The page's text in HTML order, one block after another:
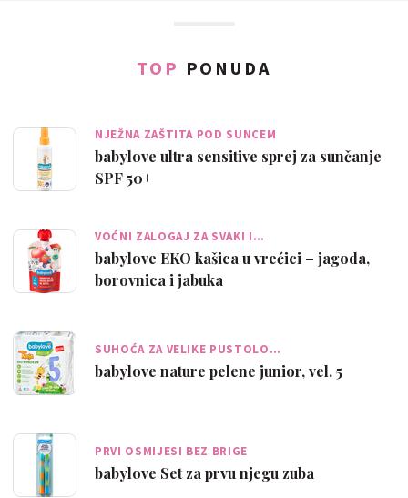
TOP PONUDA
NJEŽNA ZAŠTITA POD SUNCEM
babylove ultra sensitive sprej za sunčanje
SPF 50+
VOĆNI ZALOGAJ ZA SVAKI I…
babylove EKO kašica u vrećici – jagoda,
borovnica i jabuka
SUHOĆA ZA VELIKE PUSTOLO…
babylove nature pelene junior, vel. 5
PRVI OSMIJESI BEZ BRIGE
babylove Set za prvu njegu zuba